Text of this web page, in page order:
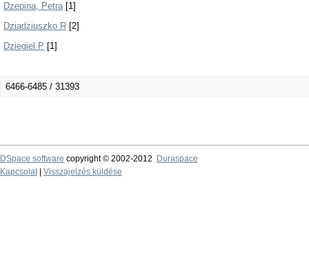
Dzepina, Petra[1]
Dziadziuszko R [2]
Dziegiel P [1]
6466-6485 / 31393
DSpace software copyright © 2002-2012
Duraspace
Kapcsolat| Visszajelzés küldése